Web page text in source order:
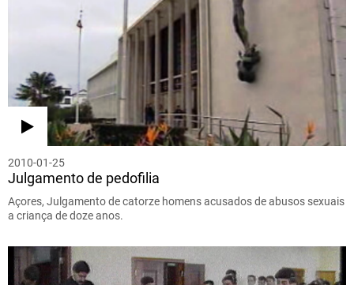
2010-01-25
Julgamento de pedofilia
Açores, Julgamento de catorze homens acusados de abusos sexuais
a criança de doze anos.